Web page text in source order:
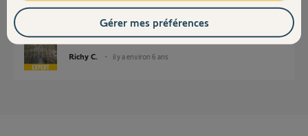
Branchez les cellules.
Lancez l'apprentissage.
Richy C. il y a environ 6 ans
Gérer mes préférences